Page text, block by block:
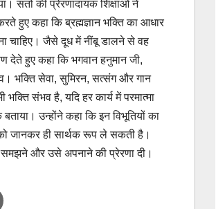
संतों की प्रेरणादायक शिक्षाओं ने
हुए कहा कि ब्रह्मज्ञान भक्ति का आधार
चाहिए। जैसे दूध में नींबू डालने से वह
देते हुए कहा कि भगवान हनुमान जी,
भक्ति सेवा, सुमिरन, सत्संग और गान
संभव है, यदि हर कार्य में परमात्मा
उन्होंने कहा कि इन विभूतियों का
को जानकर ही सार्थक रूप ले सकती है।
समझने और उसे अपनाने की प्रेरणा दी।